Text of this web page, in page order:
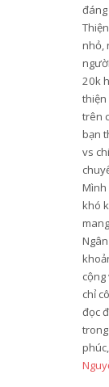
nhỏ,
20k
thiện
trên
bạn
vs
Mình
khó
chỉ
đọc